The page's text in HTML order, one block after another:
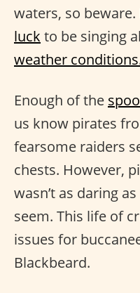
waters, so beware.
luck to be singing
weather
Enough of the
us know pirates
fearsome raiders
chests. However,
wasn’t as daring
seem. This life of
issues for
Blackbeard.